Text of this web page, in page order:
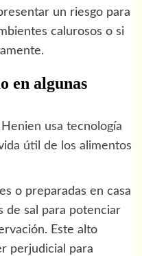
un riesgo para
calurosos o si
en algunas
Henien usa tecnología
útil de los alimentos
o preparadas en casa
de sal para potenciar
Este alto
perjudicial para